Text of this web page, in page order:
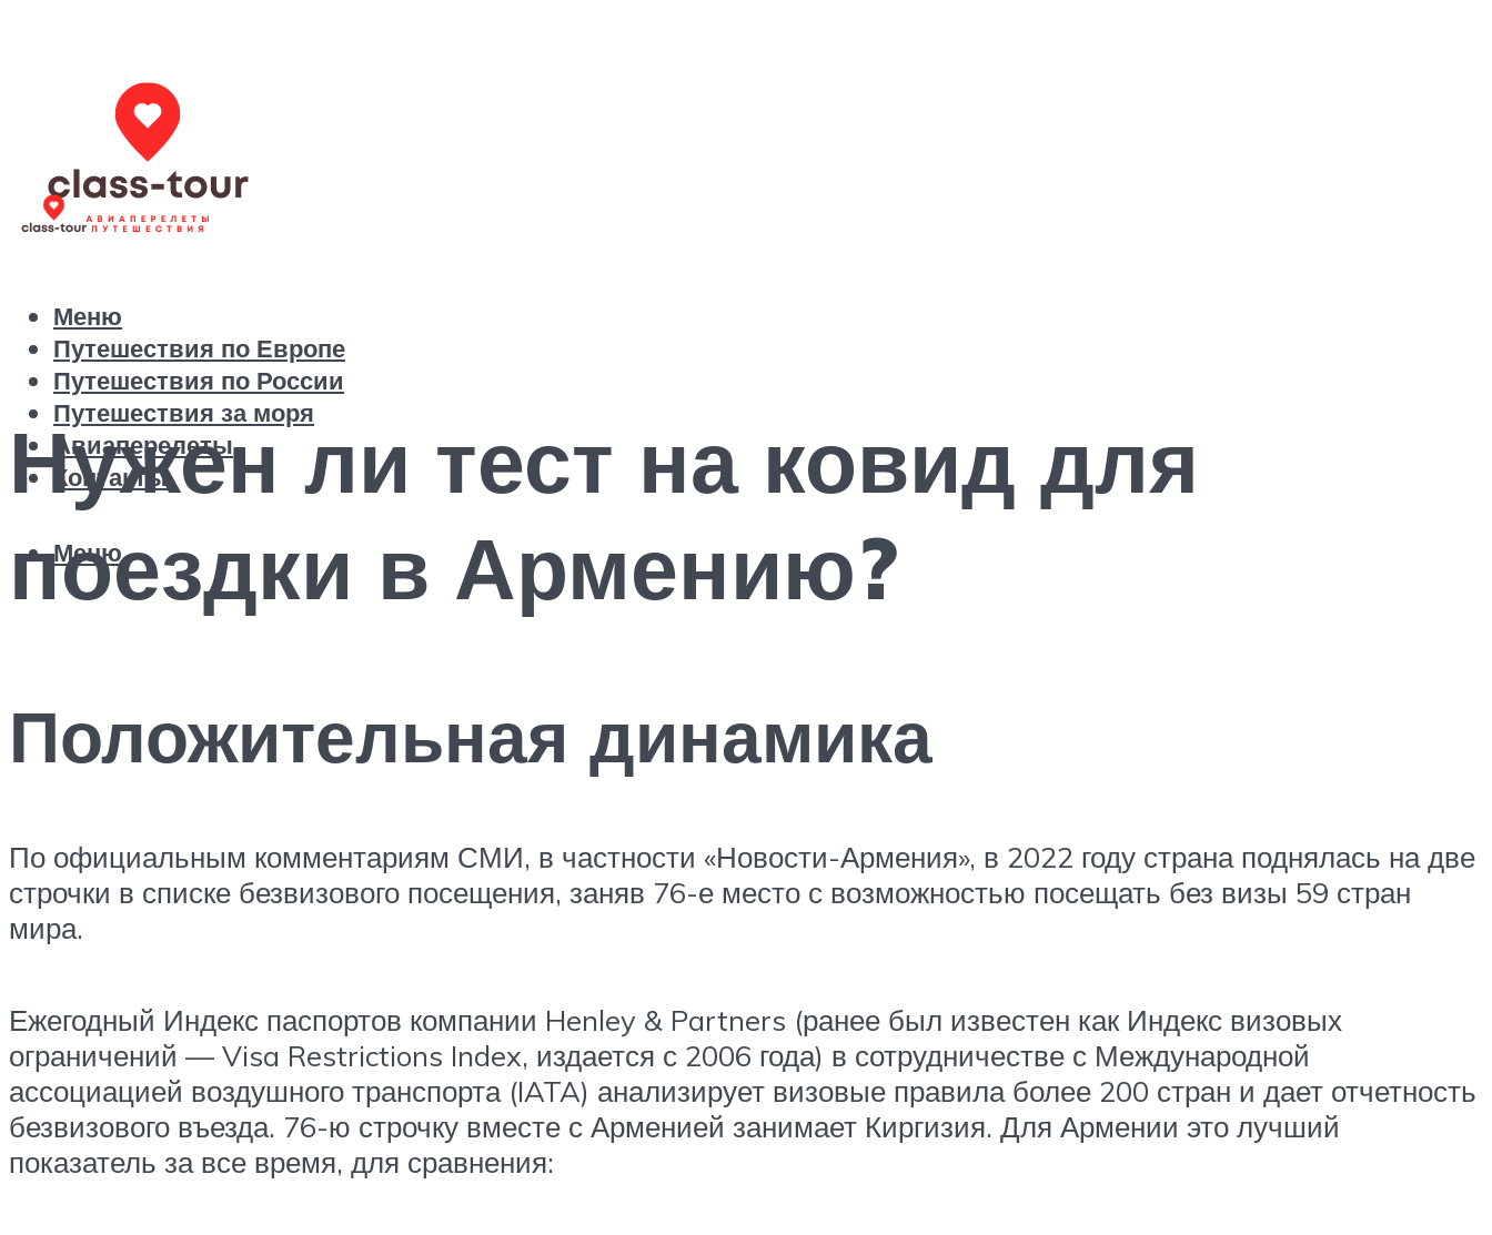
Путешествия по Европе
Путешествия по России
Путешествия за моря
Авиаперелеты
Контакты
Меню
Меню
Нужен ли тест на ковид для
поездки в Армению?
Положительная динамика
По официальным комментариям СМИ, в частности «Новости-Армения», в 2022 году страна поднялась на две
строчки в списке безвизового посещения, заняв 76-е место с возможностью посещать без визы 59 стран
мира.
Ежегодный Индекс паспортов компании Henley & Partners (ранее был известен как Индекс визовых
ограничений — Visa Restrictions Index, издается с 2006 года) в сотрудничестве с Международной
ассоциацией воздушного транспорта (IATA) анализирует визовые правила более 200 стран и дает отчетность
безвизового въезда. 76-ю строчку вместе с Арменией занимает Киргизия. Для Армении это лучший
показатель за все время, для сравнения: